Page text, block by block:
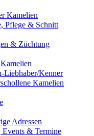
Kamelien
Pflege & Schnitt
& Züchtung
Kenner
Kamelien
Adressen
& Termine